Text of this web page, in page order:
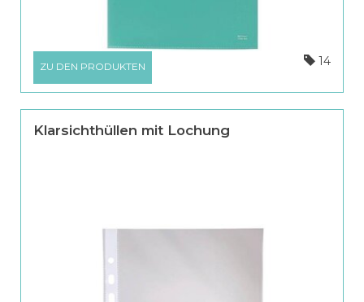
ZU DEN PRODUKTEN 14
Klarsichthüllen mit Lochung